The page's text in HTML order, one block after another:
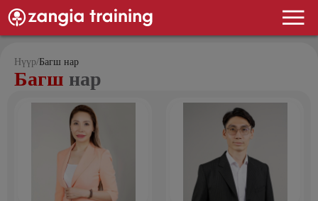
Нүүр/Багш нар
Багш нар